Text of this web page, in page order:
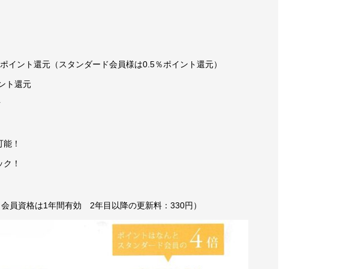
ント還元（スタンダード会員様は0.5％ポイント還元）
ト還元
！
！
員資格は1年間有効 2年目以降の更新料：330円）